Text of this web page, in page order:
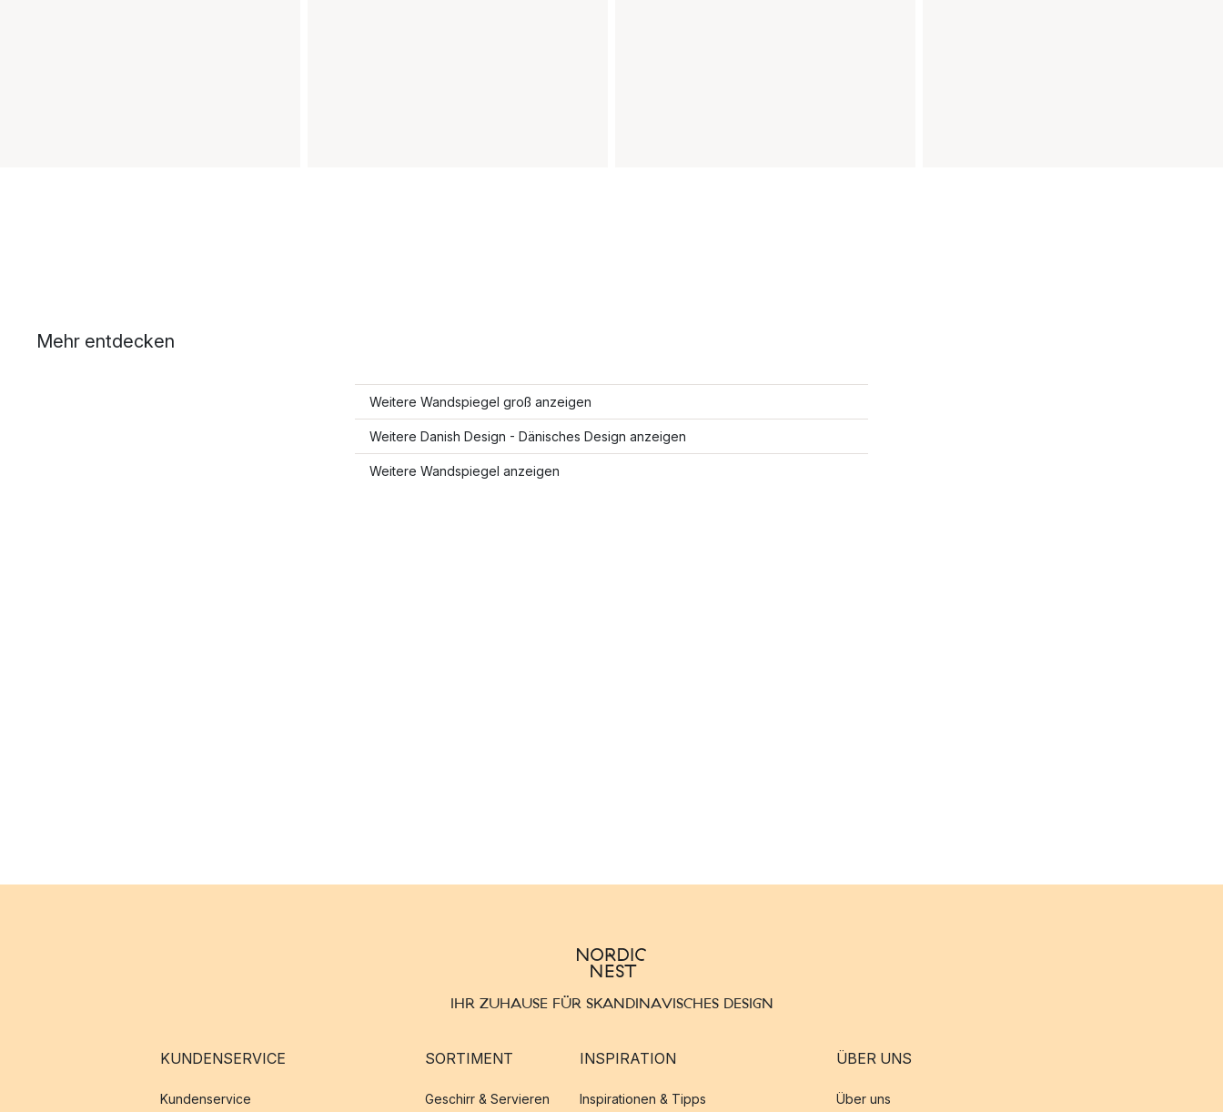
Mehr entdecken
Weitere Wandspiegel groß anzeigen
Weitere Danish Design - Dänisches Design anzeigen
Weitere Wandspiegel anzeigen
IHR ZUHAUSE FÜR SKANDINAVISCHES DESIGN
KUNDENSERVICE
Kundenservice
SORTIMENT
Geschirr & Servieren
INSPIRATION
Inspirationen & Tipps
ÜBER UNS
Über uns